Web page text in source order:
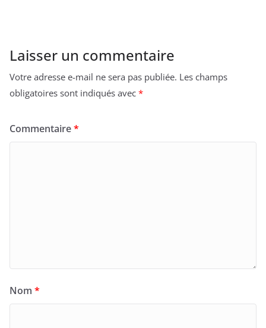
Laisser un commentaire
Votre adresse e-mail ne sera pas publiée. Les champs
obligatoires sont indiqués avec *
Commentaire*
Nom *